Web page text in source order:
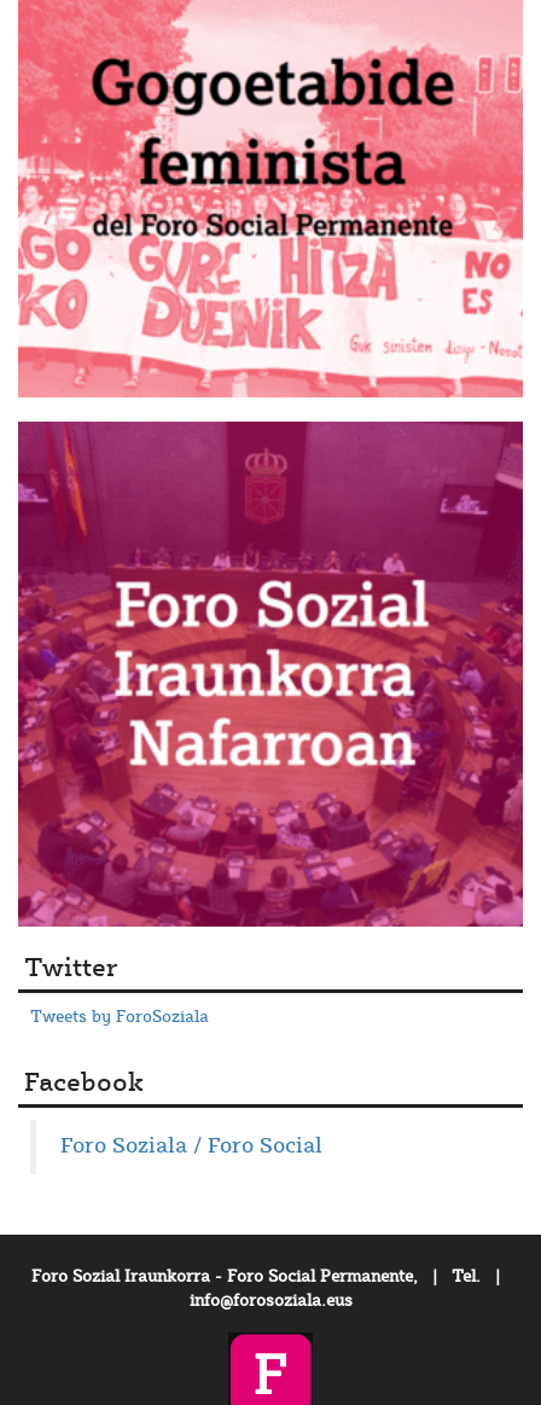
Twitter
Tweets by ForoSoziala
Facebook
Foro Soziala / Foro Social
Foro Sozial Iraunkorra - Foro Social Permanente, | Tel. |
info@forosoziala.eus